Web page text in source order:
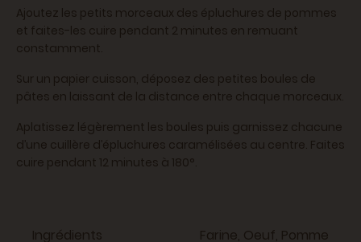
Ajoutez les petits morceaux des épluchures de pommes
et faites-les cuire pendant 2 minutes en remuant
constamment.
Sur un papier cuisson, déposez des petites boules de
pâtes en laissant de la distance entre chaque morceaux.
Aplatissez légèrement les boules puis garnissez chacune
d’une cuillère d’épluchures caramélisées au centre. Faites
cuire pendant 12 minutes à 180°.
Ingrédients
Farine, Oeuf, Pomme